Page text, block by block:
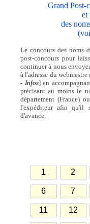
Grand Post-
et
des
Le concours des noms
post-concours pour
continuer à nous
à l'adresse du
- Infos] en
précisant au moins le
département (France)
l'expéditeur afin qu'il
d'avance.
1 2
6 7
11 12